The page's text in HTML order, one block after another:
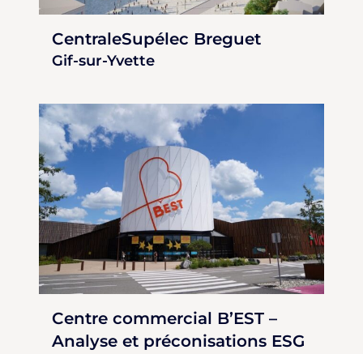
CentraleSupélec Breguet
Gif-sur-Yvette
Centre commercial B’EST –
Analyse et préconisations ESG